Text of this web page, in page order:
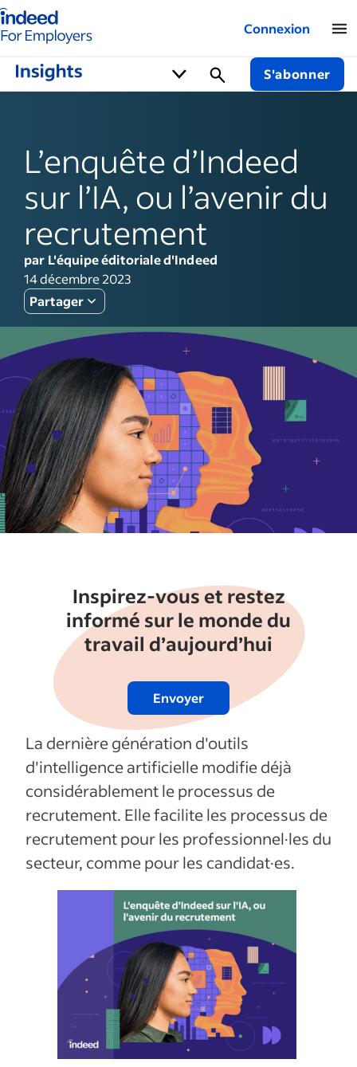
Indeed - Entreprises
Connexion
S'abonner
L’enquête d’Indeed
sur l’IA, ou l’avenir du
recrutement
par L'équipe éditoriale d'Indeed
14 décembre 2023
Partager
Inspirez-vous et restez
informé sur le monde du
travail d’aujourd’hui
Envoyer
La dernière génération d'outils
d'intelligence artificielle modifie déjà
considérablement le processus de
recrutement. Elle facilite les processus de
recrutement pour les professionnel·les du
secteur, comme pour les candidat·es.